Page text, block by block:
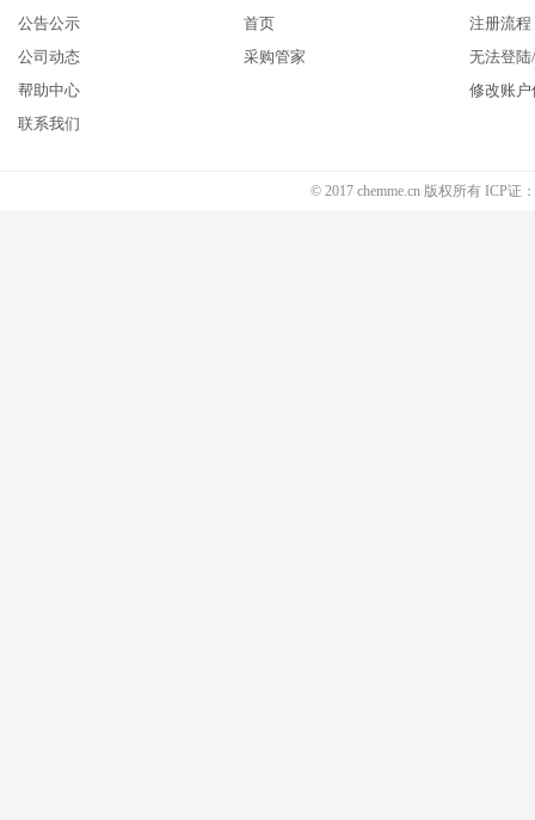
公告公示
公司动态
帮助中心
联系我们
首页
采购管家
注册流程
无法登
修改账户
© 2017 chemme.cn 版权所有 ICP证：